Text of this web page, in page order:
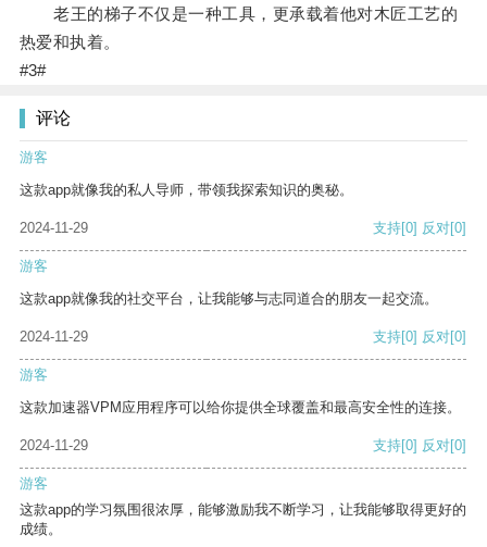
老王的梯子不仅是一种工具，更承载着他对木匠工艺的
热爱和执着。
#3#
评论
游客
这款app就像我的私人导师，带领我探索知识的奥秘。
2024-11-29 支持[0] 反对[0]
游客
这款app就像我的社交平台，让我能够与志同道合的朋友一起交流。
2024-11-29 支持[0] 反对[0]
游客
这款加速器VPM应用程序可以给你提供全球覆盖和最高安全性的连接。
2024-11-29 支持[0] 反对[0]
游客
这款app的学习氛围很浓厚，能够激励我不断学习，让我能够取得更好的
成绩。